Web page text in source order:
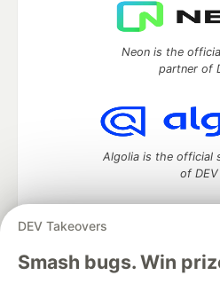
DEV Takeovers
Smash bugs. Win
Neon is the
partner of
Algolia is the official
of DEV
DEV Community— A space to
development and manage